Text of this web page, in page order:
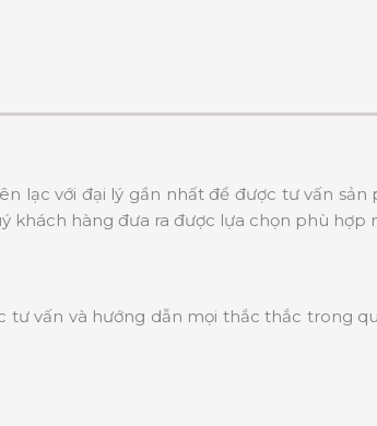
lạc với đại lý gần nhất để được tư vấn sản
khách hàng đưa ra được lựa chọn phù hợp
tư vấn và hướng dẫn mọi thắc thắc trong